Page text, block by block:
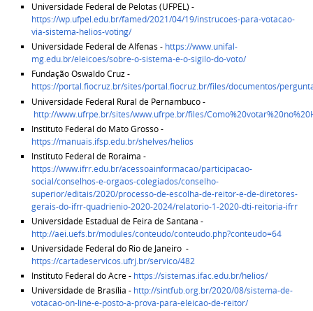
Universidade Federal de Pelotas (UFPEL) -
https://wp.ufpel.edu.br/famed/2021/04/19/instrucoes-para-votacao-
via-sistema-helios-voting/
Universidade Federal de Alfenas - https://www.unifal-
mg.edu.br/eleicoes/sobre-o-sistema-e-o-sigilo-do-voto/
Fundação Oswaldo Cruz -
https://portal.fiocruz.br/sites/portal.fiocruz.br/files/documentos/
Universidade Federal Rural de Pernambuco -
http://www.ufrpe.br/sites/www.ufrpe.br/files/
Instituto Federal do Mato Grosso -
https://manuais.ifsp.edu.br/shelves/helios
Instituto Federal de Roraima -
https://www.ifrr.edu.br/acessoainformacao/participacao-
social/conselhos-e-orgaos-colegiados/conselho-
superior/editais/2020/processo-de-escolha-de-reitor-e-de-diretores-
gerais-do-ifrr-quadrienio-2020-2024/relatorio-1-2020-dti-reitoria-ifrr
Universidade Estadual de Feira de Santana -
http://aei.uefs.br/modules/conteudo/conteudo.php?conteudo=64
Universidade Federal do Rio de Janeiro -
https://cartadeservicos.ufrj.br/servico/482
Instituto Federal do Acre - https://sistemas.ifac.edu.br/helios/
Universidade de Brasília - http://sintfub.org.br/2020/08/sistema-de-
votacao-on-line-e-posto-a-prova-para-eleicao-de-reitor/